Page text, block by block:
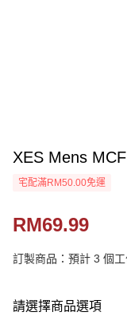
XES Mens
宅配滿RM50.00免運
RM69.99
訂製商品：預計 3 個
請選擇商品選項